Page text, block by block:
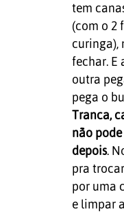
tem
(com o 2
curinga),
fechar. E
outra
pega o
Tranca,
não
depois.
pra
por uma
e limpar